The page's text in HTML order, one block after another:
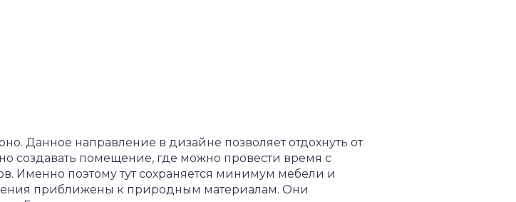
Данное направление в дизайне позволяет отдохнуть от
создавать помещение, где можно провести время с
Именно поэтому тут сохраняется минимум мебели и
приближены к природным материалам. Они